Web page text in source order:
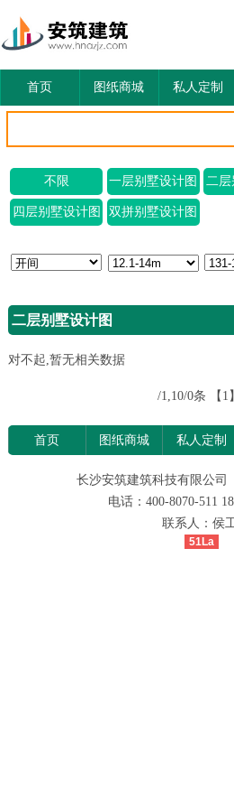
首页 图纸商城 私人定制
不限 一层别墅设计图 二
四层别墅设计图 双拼别墅设计图
二层别墅设计图
对不起,暂无相关数据
/1,10/0条 【1】
首页 图纸商城 私人定制
长沙安筑建筑科技有限公司
电话：400-8070-511
联系人：侯
51La